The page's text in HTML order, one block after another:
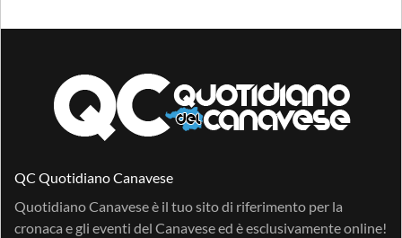
QC Quotidiano Canavese
Quotidiano Canavese è il tuo sito di riferimento per la
cronaca e gli eventi del Canavese ed è esclusivamente online!